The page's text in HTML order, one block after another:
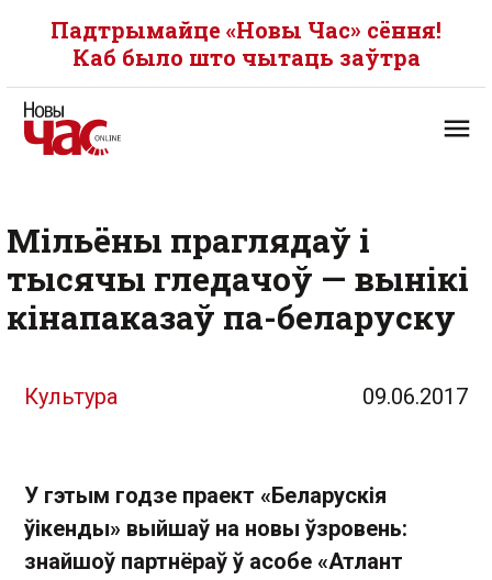
Падтрымайце «Новы Час» сёння!
Каб было што чытаць заўтра
Мільёны праглядаў і
тысячы гледачоў — вынікі
кінапаказаў па-беларуску
Культура 09.06.2017
У гэтым годзе праект «Беларускія
ўікенды» выйшаў на новы ўзровень:
знайшоў партнёраў ў асобе «Атлант